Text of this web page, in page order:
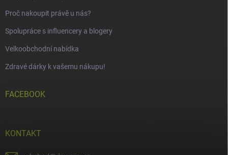
Proč nakoupit právě u nás?
Spolupráce s influencery a blogery
Velkoobchodní nabídka
Zdravé dárky k vašemu nákupu!
FACEBOOK
KONTAKT